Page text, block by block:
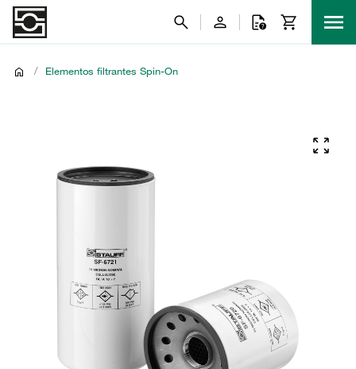
/ Elementos filtrantes Spin-On